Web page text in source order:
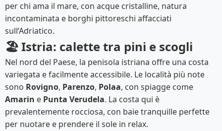
per chi ama il mare, con acque cristalline, natura
incontaminata e borghi pittoreschi affacciati
sull’Adriatico.
🏖️ Istria: calette tra pini e scogli
Nel nord del Paese, la penisola istriana offre una costa
variegata e facilmente accessibile. Le località più note
sono Rovigno, Parenzo, Polaa, con spiagge come
Amarin e Punta Verudela. La costa qui è
prevalentemente rocciosa, con baie tranquille perfette
per nuotare e prendere il sole in relax.